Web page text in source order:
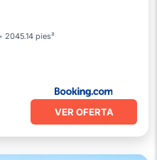
2045.14 pies²
VER OFERTA